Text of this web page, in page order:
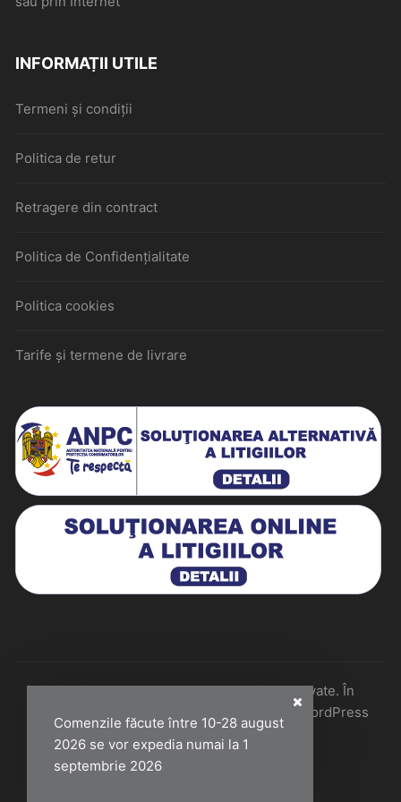
Comenzile făcute între 10-28 august
2026 se vor expedia numai la 1
septembrie 2026
INFORMAȚII UTILE
Termeni și condiții
Politica de retur
Retragere din contract
Politica de Confidențialitate
Politica cookies
Tarife și termene de livrare
Historiarum 2026 - Toate drepturile rezervate. În
colaborare cu Perfect Pixel & Mentenanță WordPress